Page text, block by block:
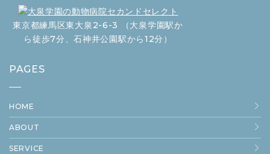
東京都練馬区東大泉2-6-3 （大泉学園駅か
ら徒歩7分、石神井公園駅から12分）
PAGES
HOME
ABOUT
SERVICE